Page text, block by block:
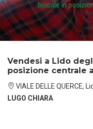
biocale in
Vendesi a Lido
posizione centrale
VIALE DELLE QUERCE,
LUGO CHIARA